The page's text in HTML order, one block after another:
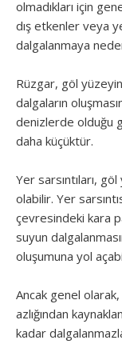
olmadıkları için
dış etkenler veya
dalgalanmaya
Rüzgar, göl
dalgaların
denizlerde olduğu
daha küçüktür.
Yer sarsıntıları,
olabilir. Yer
çevresindeki kara
suyun
oluşumuna yol
Ancak genel
azlığından
kadar